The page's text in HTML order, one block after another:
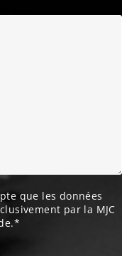
que les données
par la MJC